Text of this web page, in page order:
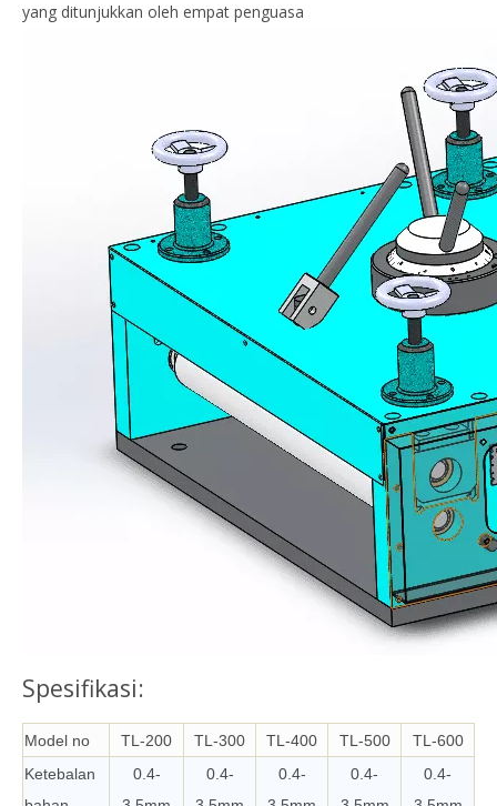
yang ditunjukkan oleh empat penguasa
Spesifikasi:
Model no TL-200 TL-300 TL-400 TL-500
TL-600
Ketebalan
0.4-
0.4-
0.4-
0.4-
0.4-